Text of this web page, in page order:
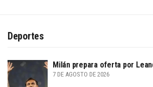
Deportes
Milán prepara oferta por
7 DE AGOSTO DE 2026